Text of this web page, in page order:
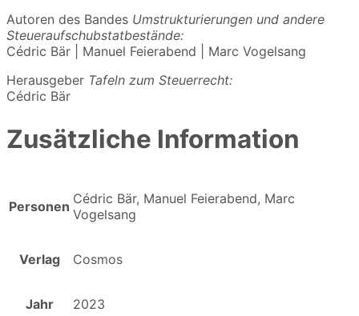
Autoren des Bandes Umstrukturierungen und andere
Steueraufschubstatbestände:
Cédric Bär | Manuel Feierabend | Marc Vogelsang
Herausgeber Tafeln zum Steuerrecht:
Cédric Bär
Zusätzliche Information
Personen Cédric Bär, Manuel Feierabend, Marc
Vogelsang
Verlag Cosmos
Jahr 2023